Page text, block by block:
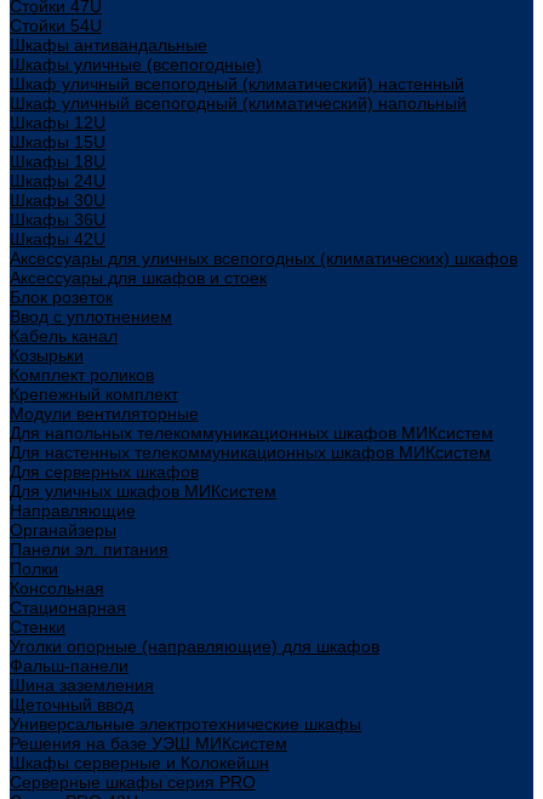
Стойки 47U
Стойки 54U
Шкафы антивандальные
Шкафы уличные (всепогодные)
Шкаф уличный всепогодный (климатический) настенный
Шкаф уличный всепогодный (климатический) напольный
Шкафы 12U
Шкафы 15U
Шкафы 18U
Шкафы 24U
Шкафы 30U
Шкафы 36U
Шкафы 42U
Аксессуары для уличных всепогодных (климатических) шкафов
Аксессуары для шкафов и стоек
Блок розеток
Ввод с уплотнением
Кабель канал
Козырьки
Комплект роликов
Крепежный комплект
Модули вентиляторные
Для напольных телекоммуникационных шкафов МИКсистем
Для настенных телекоммуникационных шкафов МИКсистем
Для серверных шкафов
Для уличных шкафов МИКсистем
Направляющие
Органайзеры
Панели эл. питания
Полки
Консольная
Стационарная
Стенки
Уголки опорные (направляющие) для шкафов
Фальш-панели
Шина заземления
Щеточный ввод
Универсальные электротехнические шкафы
Решения на базе УЭШ МИКсистем
Шкафы серверные и Колокейшн
Серверные шкафы серия PRO